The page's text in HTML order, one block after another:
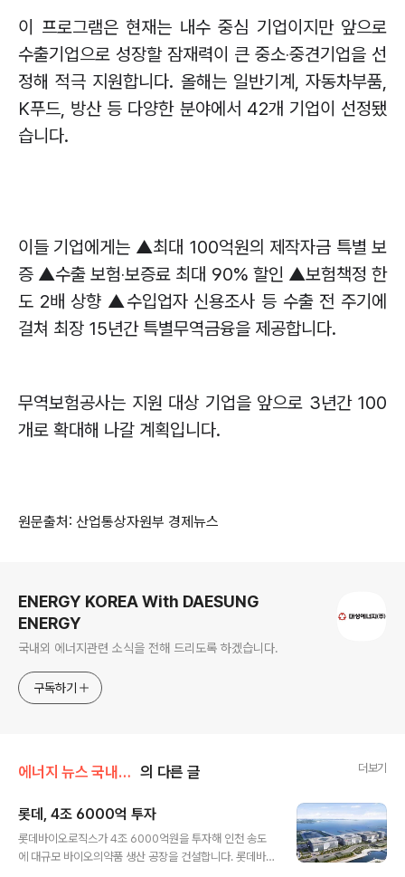
이 프로그램은 현재는 내수 중심 기업이지만 앞으로
수출기업으로 성장할 잠재력이 큰 중소‧중견기업을 선
정해 적극 지원합니다. 올해는 일반기계 , 자동차부품,
K푸드, 방산 등 다양한 분야에서 42개 기업이 선정됐
습니다.
이들 기업에게는 ▲최대 100억원의 제작자금 특별 보
증 ▲수출 보험‧보증료 최대 90% 할인 ▲보험책정 한
도 2배 상향 ▲수입업자 신용조사 등 수출 전 주기에
걸쳐 최장 15년간 특별무역금융을 제공합니다.
무역보험공사는 지원 대상 기업을 앞으로 3년간 100
개로 확대해 나갈 계획입니다.
원문출처: 산업통상자원부 경제뉴스
ENERGY KOREA With DAESUNG
ENERGY
국내외 에너지관련 소식을 전해 드리도록 하겠습니다.
구독하기
에너지 뉴스 국내&해외 의 다른 글 더보기
롯데, 4조 6000억 투자
롯데바이오로직스가 4조 6000억원을 투자해 인천 송도
에 대규모 바이오의약품 생산 공장을 건설합니다. 롯데바